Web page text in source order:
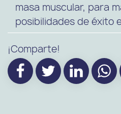
masa muscular, para
posibilidades de éxito
¡Comparte!